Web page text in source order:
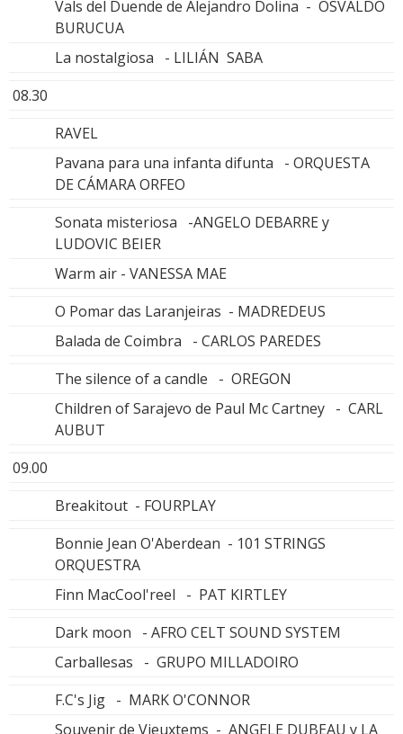
Vals del Duende de Alejandro Dolina - OSVALDO
BURUCUA
La nostalgiosa - LILIÁN SABA
08.30
RAVEL
Pavana para una infanta difunta - ORQUESTA
DE CÁMARA ORFEO
Sonata misteriosa -ANGELO DEBARRE y
LUDOVIC BEIER
Warm air - VANESSA MAE
O Pomar das Laranjeiras - MADREDEUS
Balada de Coimbra - CARLOS PAREDES
The silence of a candle - OREGON
Children of Sarajevo de Paul Mc Cartney - CARL
AUBUT
09.00
Breakitout - FOURPLAY
Bonnie Jean O'Aberdean - 101 STRINGS
ORQUESTRA
Finn MacCool'reel - PAT KIRTLEY
Dark moon - AFRO CELT SOUND SYSTEM
Carballesas - GRUPO MILLADOIRO
F.C's Jig - MARK O'CONNOR
Souvenir de Vieuxtems - ANGELE DUBEAU y LA